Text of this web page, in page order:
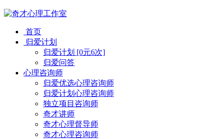
首页
归爱计划
归爱计划 [0元6次]
归爱问答
心理咨询师
归爱优选心理咨询师
归爱计划心理咨询师
独立项目咨询师
奇才讲师
奇才心理督导师
奇才心理咨询师